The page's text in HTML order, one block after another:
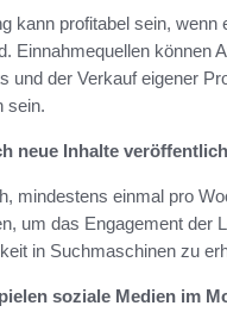
kann profitabel sein, wenn
Einnahmequellen können
und der Verkauf eigener
sein.
neue Inhalte
mindestens einmal pro
um das Engagement der
in Suchmaschinen zu
soziale Medien im